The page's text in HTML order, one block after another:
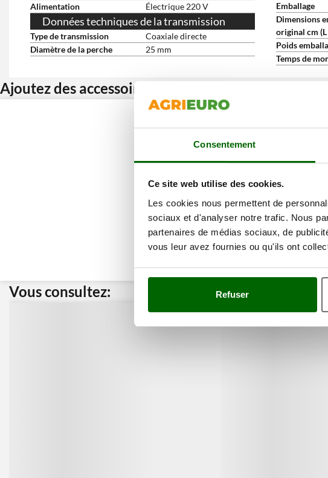
Consentement
Ce site web utilise des cookies.
Les cookies nous permettent de
sociaux et d'analyser notre trafic. Nous
partenaires de médias sociaux, de
vous leur avez fournies ou qu'ils ont
Refuser
Alimentation
Électrique 220 V
Données techniques de la transmission
Type de transmission
Coaxiale directe
Diamètre de la perche
25 mm
Emballage
Dimensions
original cm
Poids
Temps de
Ajoutez des accessoires et bénéficiez d’une remise
Vous consultez: Nos clients ont